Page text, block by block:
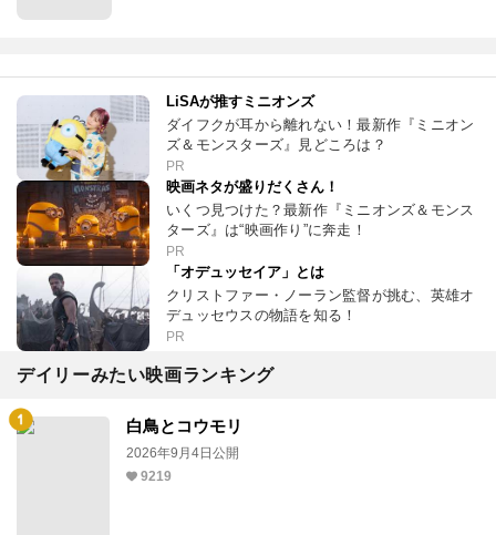
LiSAが推すミニオンズ
ダイフクが耳から離れない！最新作『ミニオン
ズ＆モンスターズ』見どころは？
PR
映画ネタが盛りだくさん！
いくつ見つけた？最新作『ミニオンズ＆モンス
ターズ』は“映画作り”に奔走！
PR
「オデュッセイア」とは
クリストファー・ノーラン監督が挑む、英雄オ
デュッセウスの物語を知る！
PR
デイリーみたい映画ランキング
白鳥とコウモリ
2026年9月4日公開
9219